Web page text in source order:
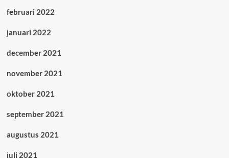
februari 2022
januari 2022
december 2021
november 2021
oktober 2021
september 2021
augustus 2021
juli 2021